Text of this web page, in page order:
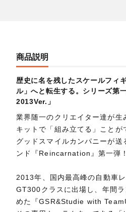
商品説明
歴史に名を残したスケールフィ
ル」へと転生する。シリーズ第
2013Ver.」
業界随一のクリエイター達が生
キットで「組み立てる」ことが
グッドスマイルカンパニーが送
ンド『Reincarnation』第一弾！
2013年、国内最高峰の自動車
GT300クラスに出場し、年間
めた『GSR&Studie with